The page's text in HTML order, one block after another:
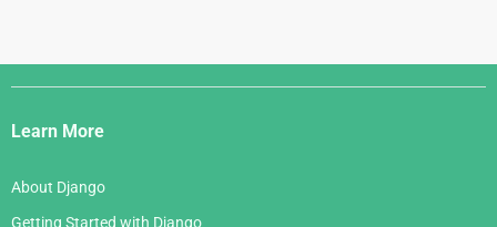
Django
Links
Learn More
About Django
Getting Started with Django